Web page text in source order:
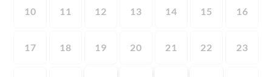
10 11 12 13 14 15 16
17 18 19 20 21 22 23